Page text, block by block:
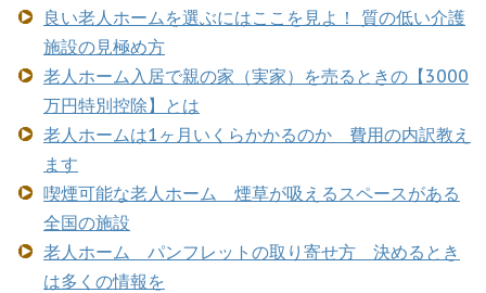
良い老人ホームを選ぶにはここを見よ！ 質の低い介護
施設の見極め方
老人ホーム入居で親の家（実家）を売るときの【3000
万円特別控除】とは
老人ホームは1ヶ月いくらかかるのか 費用の内訳教え
ます
喫煙可能な老人ホーム 煙草が吸えるスペースがある
全国の施設
老人ホーム パンフレットの取り寄せ方 決めるとき
は多くの情報を